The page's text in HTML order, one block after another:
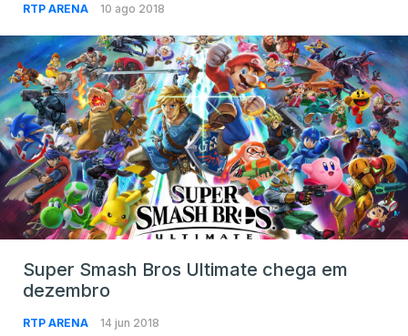
RTP ARENA 10 ago 2018
Super Smash Bros Ultimate chega em
dezembro
RTP ARENA 14 jun 2018